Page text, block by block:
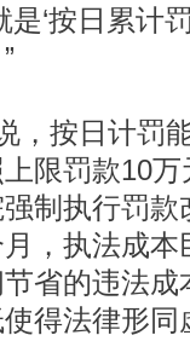
是‘按日累计
，按日计罚
限罚款10
制执行罚
，执法成
省的违法
得法律形同